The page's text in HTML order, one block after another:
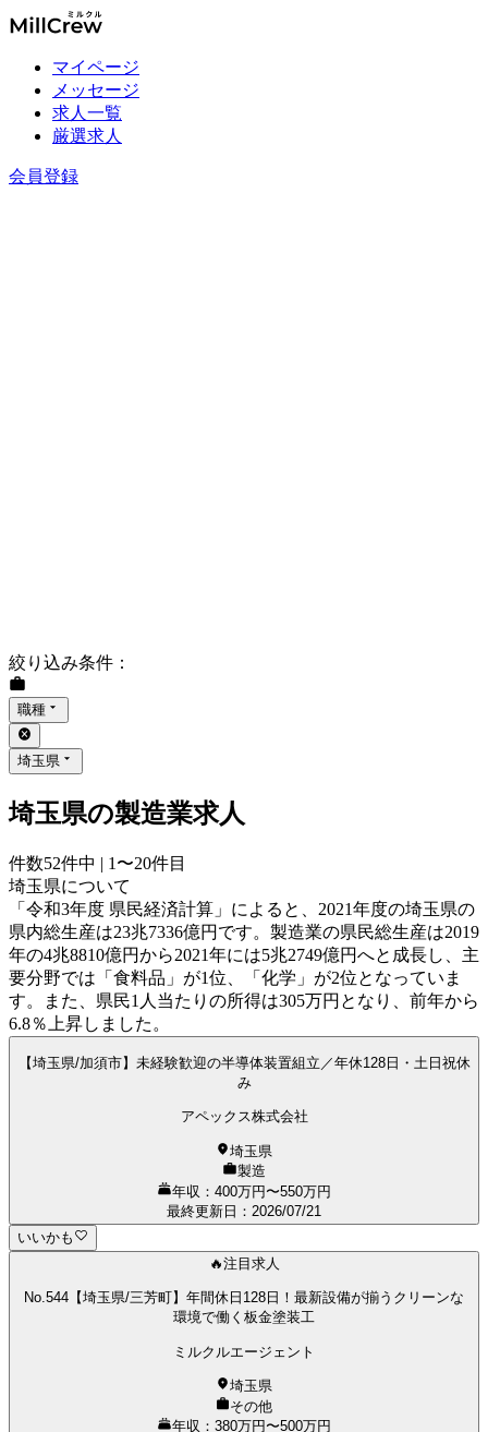
マイページ
メッセージ
求人一覧
厳選求人
会員登録
絞り込み条件 ：
職種
埼玉県
埼玉県の製造業求人
件数52件中 | 1〜20件目
埼玉県について
「令和3年度 県民経済計算」によると、2021年度の埼玉県の
県内総生産は23兆7336億円です。製造業の県民総生産は2019
年の4兆8810億円から2021年には5兆2749億円へと成長し、主
要分野では「食料品」が1位、「化学」が2位となっていま
す。また、県民1人当たりの所得は305万円となり、前年から
6.8％上昇しました。
【埼玉県/加須市】未経験歓迎の半導体装置組立／年休128日・土日祝休
み
アペックス株式会社
埼玉県
製造
年収：400万円〜550万円
最終更新日 ： 2026/07/21
いいかも
🔥注目求人
No.544【埼玉県/三芳町】年間休日128日！最新設備が揃うクリーンな
環境で働く板金塗装工
ミルクルエージェント
埼玉県
その他
年収：380万円〜500万円